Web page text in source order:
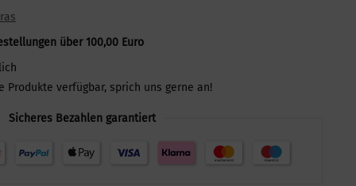
über 100,00 Euro
verfügbar, sprich uns gerne an!
Sicheres Bezahlen garantiert